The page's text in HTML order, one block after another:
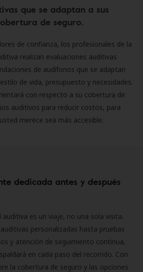
que se adaptan a sus
de seguro.
de confianza, los profesionales de la
realizan evaluaciones auditivas
de audífonos que se adaptan
de vida, presupuesto y necesidades.
con respecto a su cobertura de
auditivos para reducir costos, para
merece sea más accesible.
dedicada antes y después
auditiva es un viaje, no una sola visita.
personalizadas hasta pruebas
y atención de seguimiento continua,
en cada paso del recorrido. Con
la cobertura de seguro y las opciones